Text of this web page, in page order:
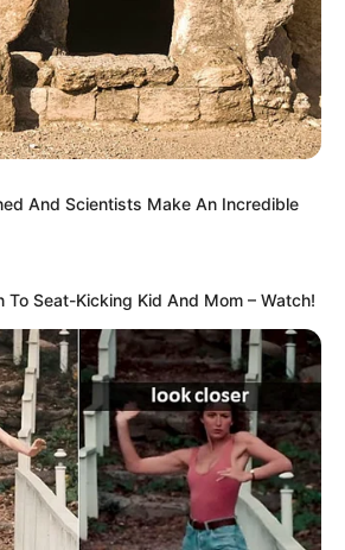
And Scientists Make An Incredible
To Seat-Kicking Kid And Mom – Watch!